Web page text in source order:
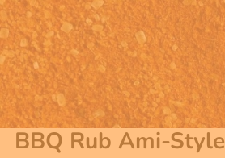
BBQ Rub Ami-Style